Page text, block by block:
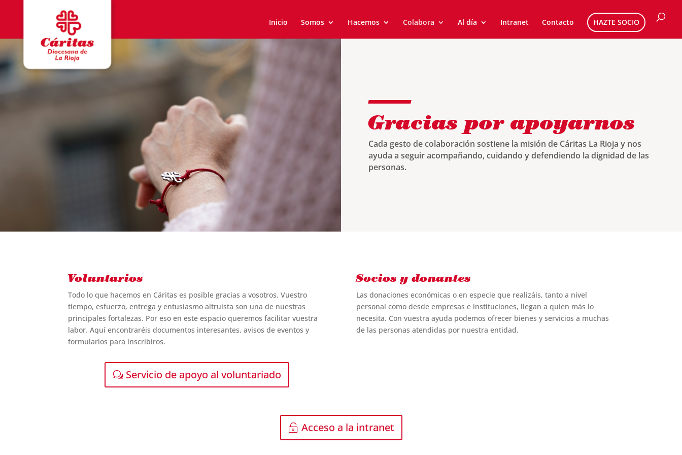
Inicio Somos Hacemos Colabora Al día Intranet Contacto HAZTE SOCIO
Gracias por apoyarnos
Cada gesto de colaboración sostiene la misión de Cáritas La Rioja y nos
ayuda a seguir acompañando, cuidando y defendiendo la dignidad de las
personas.
Voluntarios
Todo lo que hacemos en Cáritas es posible gracias a vosotros. Vuestro
tiempo, esfuerzo, entrega y entusiasmo altruista son una de nuestras
principales fortalezas. Por eso en este espacio queremos facilitar vuestra
labor. Aquí encontraréis documentos interesantes, avisos de eventos y
formularios para inscribiros.
Servicio de apoyo al voluntariado
Socios y donantes
Las donaciones económicas o en especie que realizáis, tanto a nivel
personal como desde empresas e instituciones, llegan a quien más lo
necesita. Con vuestra ayuda podemos ofrecer bienes y servicios a muchas
de las personas atendidas por nuestra entidad.
Acceso a la intranet